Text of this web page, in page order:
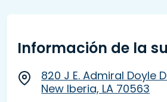
Información de la
820 J E. Admiral Doyle
New Iberia, LA 70563